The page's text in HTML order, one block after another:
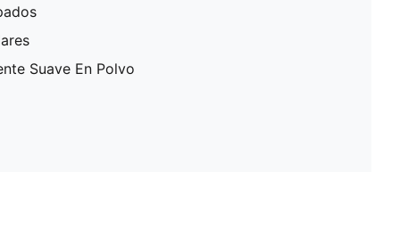
Suave En Polvo